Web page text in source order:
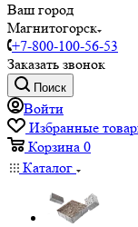
Ваш город
Магнитогорск
+7-800-100-56-53
Заказать звонок
Поиск
Войти
Избранные
Корзина 0
Каталог